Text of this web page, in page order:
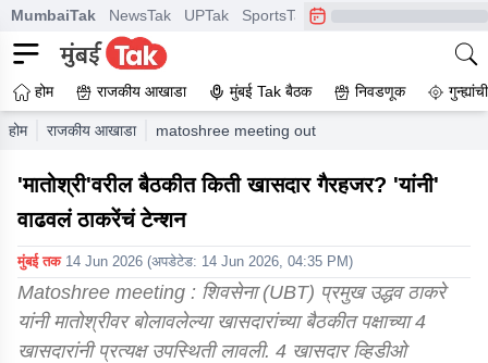
MumbaiTak NewsTak UPTak SportsTak CrimeTak
होम राजकीय आखाडा मुंबई Tak बैठक निवडणूक
होम राजकीय आखाडा matoshree meeting out of 9 mps 4 were
'मातोश्री'वरील बैठकीत किती खासदार गैरहजर? 'यांनी'
वाढवलं ठाकरेंचं टेन्शन
मुंबई तक 14 Jun 2026 (अपडेटेड: 14 Jun 2026, 04:35 PM)
Matoshree meeting : शिवसेना (UBT) प्रमुख उद्धव ठाकरे
यांनी मातोश्रीवर बोलावलेल्या खासदारांच्या बैठकीत पक्षाच्या 4
खासदारांनी प्रत्यक्ष उपस्थिती लावली. 4 खासदार व्हिडीओ